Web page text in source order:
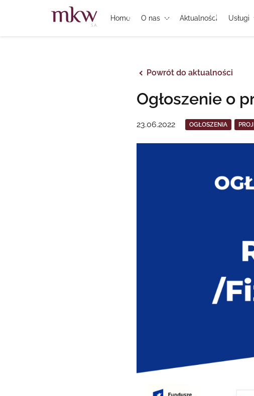
Home O nas Aktualności Usługi
Powrót do aktualności
Ogłoszenie o
23.06.2022 OGŁOSZENIA